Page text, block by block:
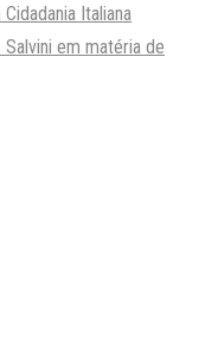
Italiana
em matéria de